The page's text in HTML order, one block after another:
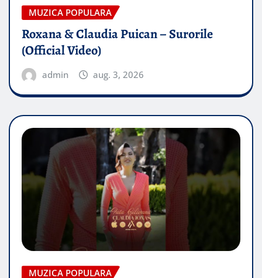
MUZICA POPULARA
Roxana & Claudia Puican – Surorile
(Official Video)
admin aug. 3, 2026
MUZICA POPULARA